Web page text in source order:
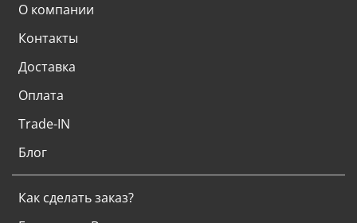
О компании
Контакты
Доставка
Оплата
Trade-IN
Блог
Как сделать заказ?